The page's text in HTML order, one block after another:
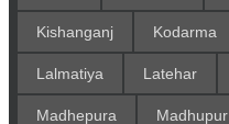
Kishanganj Kodarma
Lalmatiya Latehar
Madhepura Madhupur